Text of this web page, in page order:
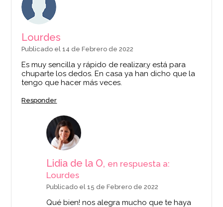
Lourdes
Publicado el 14 de Febrero de 2022
Es muy sencilla y rápido de realizar,y está para
chuparte los dedos. En casa ya han dicho que la
tengo que hacer más veces.
Responder
Lidia de la O, en respuesta a:
Lourdes
Publicado el 15 de Febrero de 2022
Qué bien! nos alegra mucho que te haya